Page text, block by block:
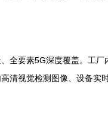
全要素5G深度覆盖。工
清视觉检测图像、设备